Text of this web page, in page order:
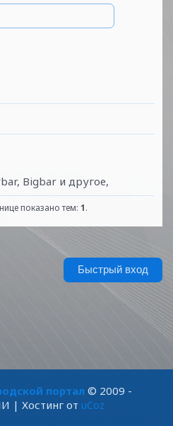
Bigbar и другое,
показано тем: 1.
портал © 2009 -
| Хостинг от uCoz